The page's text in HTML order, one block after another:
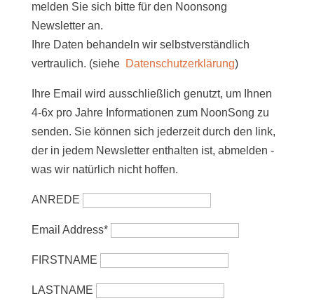
melden Sie sich bitte für den Noonsong
Newsletter an.
Ihre Daten behandeln wir selbstverständlich
vertraulich. (siehe Datenschutzerklärung)
Ihre Email wird ausschließlich genutzt, um Ihnen
4-6x pro Jahre Informationen zum NoonSong zu
senden. Sie können sich jederzeit durch den link,
der in jedem Newsletter enthalten ist, abmelden -
was wir natürlich nicht hoffen.
ANREDE
Email Address*
FIRSTNAME
LASTNAME